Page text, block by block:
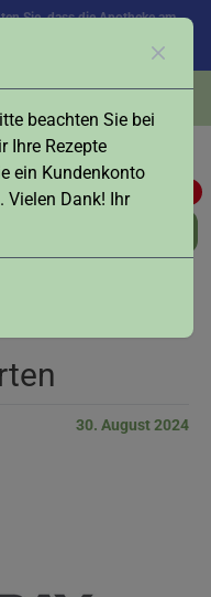
beachten Sie bei
Ihre Rezepte
ein Kundenkonto
Vielen Dank! Ihr
Sie, dass die Apotheke am
0
30. August 2024